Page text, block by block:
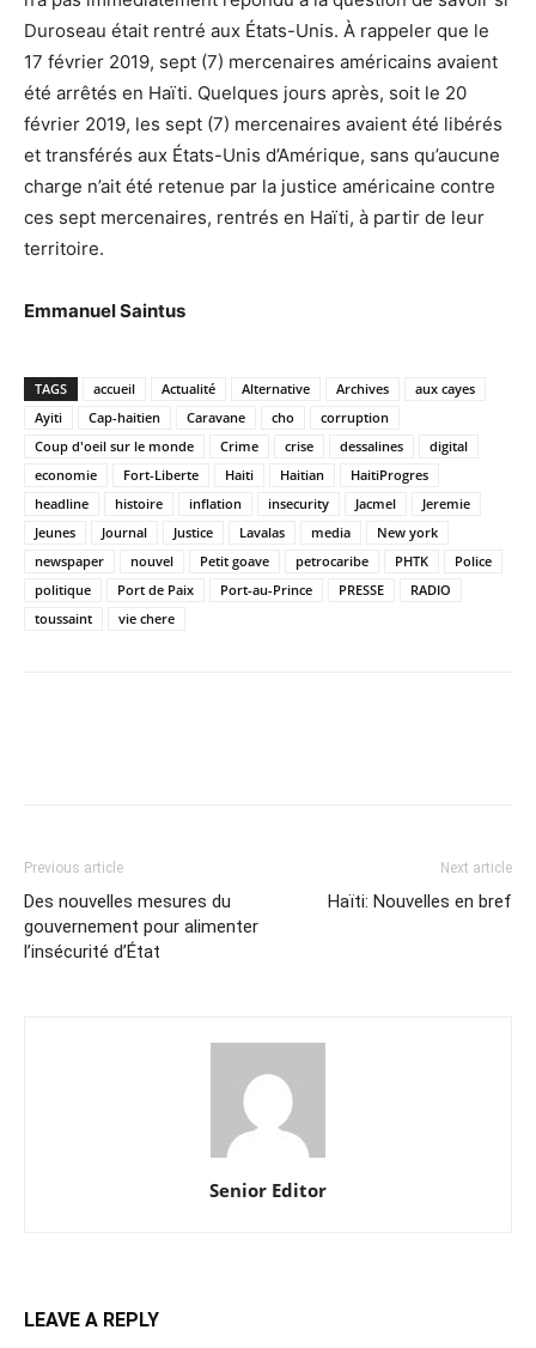
Duroseau était rentré aux États-Unis. À rappeler que le
17 février 2019, sept (7) mercenaires américains avaient
été arrêtés en Haïti. Quelques jours après, soit le 20
février 2019, les sept (7) mercenaires avaient été libérés
et transférés aux États-Unis d’Amérique, sans qu’aucune
charge n’ait été retenue par la justice américaine contre
ces sept mercenaires, rentrés en Haïti, à partir de leur
territoire.
Emmanuel Saintus
TAGS accueil Actualité Alternative Archives
aux cayes
Ayiti
Cap-haitien Caravane cho
corruption
Coup d'oeil sur le monde
Crime crise dessalines
digital
economie
Fort-Liberte Haiti Haitian
HaitiProgres
headline
histoire inflation insecurity Jacmel
Jeremie
Jeunes
Journal Justice Lavalas media
New york
newspaper
nouvel Petit goave petrocaribe PHTK
Police
politique
Port de Paix Port-au-Prince PRESSE
RADIO
toussaint
vie chere
Previous article
Des nouvelles mesures du
gouvernement pour alimenter
l’insécurité d’État
Next article
Haïti: Nouvelles en bref
Senior Editor
LEAVE A REPLY